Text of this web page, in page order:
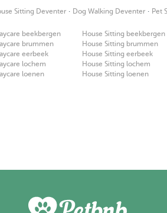
Sitting Deventer · Dog Walking Deventer · Pet
beekbergen
brummen
eerbeek
lochem
loenen
House Sitting beekbergen
House Sitting brummen
House Sitting eerbeek
House Sitting lochem
House Sitting loenen